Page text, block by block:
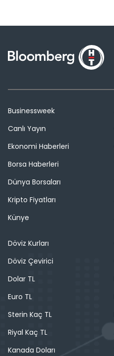
Businessweek
Canlı Yayın
Ekonomi Haberleri
Borsa Haberleri
Dünya Borsaları
Kripto Fiyatları
Künye
Döviz Kurları
Döviz Çevirici
Dolar TL
Euro TL
Sterin Kaç TL
Riyal Kaç TL
Kanada Doları